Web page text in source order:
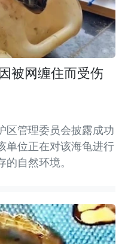
被网缠住而受伤
区管理委员会披露成功
单位正在对该海龟进行
自然环境。